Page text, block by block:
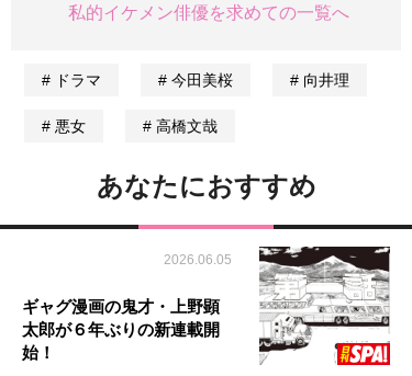
私的イケメン俳優を求めての一覧へ
ドラマ 今田美桜 向井理
悪女 高橋文哉
あなたにおすすめ
2026.06.05
ギャグ漫画の鬼才・上野顕
太郎が６年ぶりの新連載開
始！